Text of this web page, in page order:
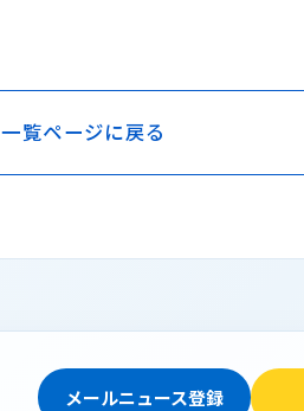
一覧ページに戻る
メールニュース登録